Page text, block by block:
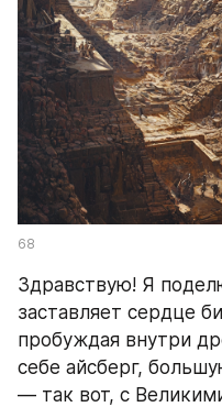
68
Здравствую! Я
заставляет сердце
пробуждая внутри
себе айсберг,
— так вот, с